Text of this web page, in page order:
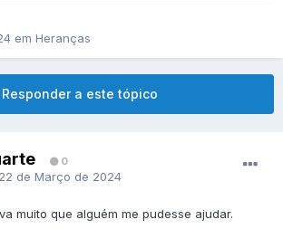
em Heranças
Responder a este tópico
0
22 de Março de 2024
muito que alguém me pudesse ajudar.